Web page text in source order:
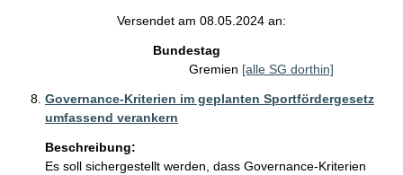
Versendet am 08.05.2024 an:
Bundestag
Gremien [alle SG dorthin]
Governance-Kriterien im geplanten Sportfördergesetz
umfassend verankern
Beschreibung:
Es soll sichergestellt werden, dass Governance-Kriterien